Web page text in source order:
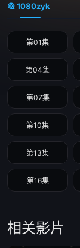
1080zyk
第01集
第04集
第07集
第10集
第13集
第16集
相关影片